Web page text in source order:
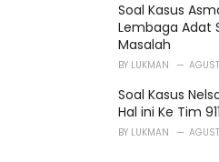
Soal Kasus
Lembaga Adat
Masalah
BY LUKMAN
Soal Kasus
Hal ini Ke Tim
BY LUKMAN